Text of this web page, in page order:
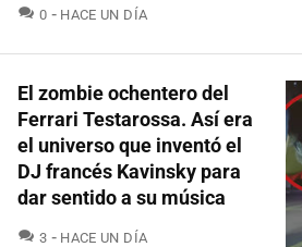
0 COMENTARIOS
HACE UN DÍA
El zombie ochentero del
Ferrari Testarossa. Así era
el universo que inventó el
DJ francés Kavinsky para
dar sentido a su música
3 COMENTARIOS
HACE UN DÍA